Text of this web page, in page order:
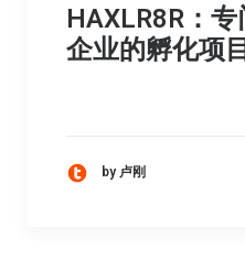
HAXLR8R：
企业的孵化项目
by 卢刚